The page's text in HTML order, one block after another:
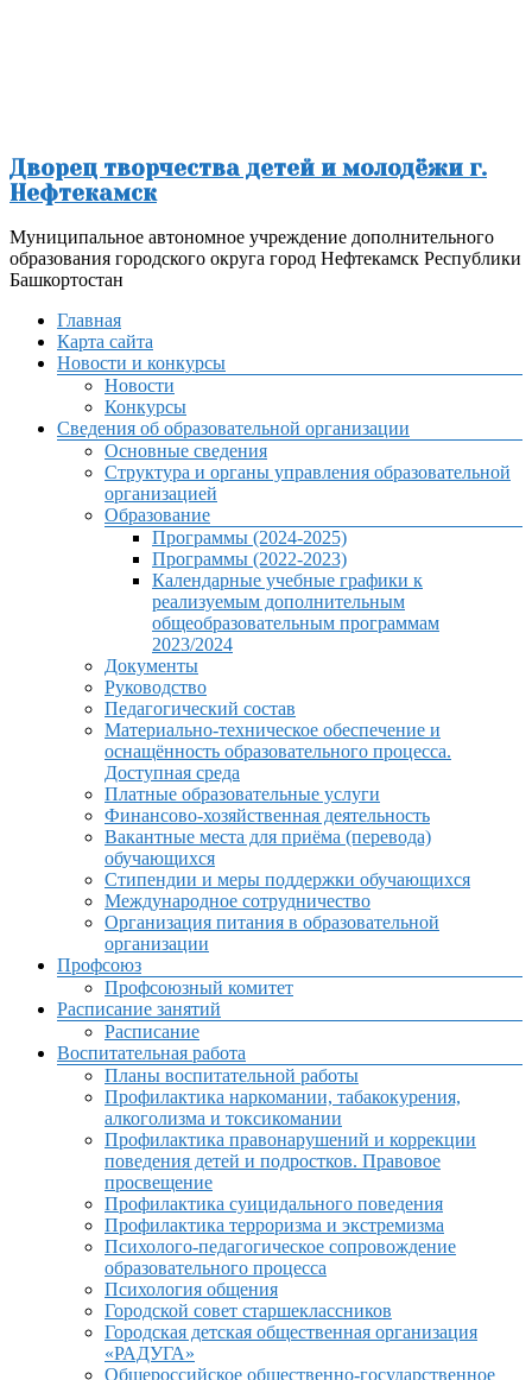
Дворец творчества детей и молодёжи г.
Нефтекамск
Муниципальное автономное учреждение дополнительного
образования городского округа город Нефтекамск Республики
Башкортостан
МенюГлавная
Карта сайта
Новости и конкурсы
Новости
Конкурсы
Сведения об образовательной организации
Основные сведения
Структура и органы управления образовательной
организацией
Образование
Программы (2024-2025)
Программы (2022-2023)
Календарные учебные графики к
реализуемым дополнительным
общеобразовательным программам
2023/2024
Документы
Руководство
Педагогический состав
Материально-техническое обеспечение и
оснащённость образовательного процесса.
Доступная среда
Платные образовательные услуги
Финансово-хозяйственная деятельность
Вакантные места для приёма (перевода)
обучающихся
Стипендии и меры поддержки обучающихся
Международное сотрудничество
Организация питания в образовательной
организации
Профсоюз
Профсоюзный комитет
Расписание занятий
Расписание
Воспитательная работа
Планы воспитательной работы
Профилактика наркомании, табакокурения,
алкоголизма и токсикомании
Профилактика правонарушений и коррекции
поведения детей и подростков. Правовое
просвещение
Профилактика суицидального поведения
Профилактика терроризма и экстремизма
Психолого-педагогическое сопровождение
образовательного процесса
Психология общения
Городской совет старшеклассников
Городская детская общественная организация
«РАДУГА»
Общероссийское общественно-государственное